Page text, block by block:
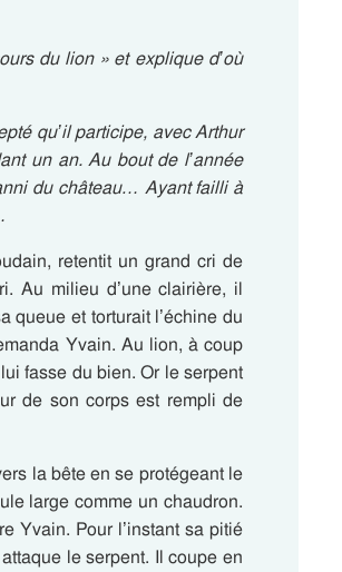
du lion » et explique d’où
qu’il participe, avec Arthur
un an. Au bout de l’année
du château… Ayant failli à
retentit un grand cri de
Au milieu d’une clairière, il
queue et torturait l’échine du
Yvain. Au lion, à coup
fasse du bien. Or le serpent
de son corps est rempli de
la bête en se protégeant le
large comme un chaudron.
Yvain. Pour l’instant sa pitié
le serpent. Il coupe en